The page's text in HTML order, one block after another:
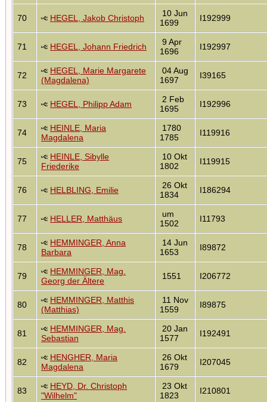
70 HEGEL, Jakob Christoph
10 Jun
1699
I192999
71 HEGEL, Johann Friedrich
9 Apr
1696
I192997
72
HEGEL, Marie Margarete
(Magdalena)
04 Aug
1697
I39165
73 HEGEL, Philipp Adam
2 Feb
1695
I192996
74
HEINLE, Maria
Magdalena
1780
1785
I119916
75
HEINLE, Sibylle
Friederike
10 Okt
1802
I119915
76 HELBLING, Emilie
26 Okt
1834
I186294
77 HELLER, Matthäus
um
1502
I11793
78
HEMMINGER, Anna
Barbara
14 Jun
1653
I89872
79
HEMMINGER, Mag.
Georg der Ältere
1551 I206772
80
HEMMINGER, Matthis
(Matthias)
11 Nov
1559
I89875
81
HEMMINGER, Mag.
Sebastian
20 Jan
1577
I192491
82
HENGHER, Maria
Magdalena
26 Okt
1679
I207045
83
HEYD, Dr. Christoph
"Wilhelm"
23 Okt
1823
I210801